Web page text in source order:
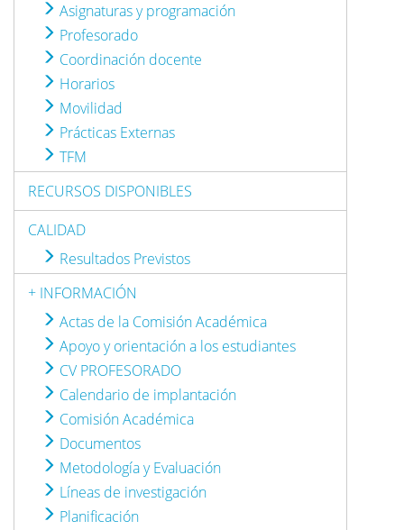
Asignaturas y programación
Profesorado
Coordinación docente
Horarios
Movilidad
Prácticas Externas
TFM
RECURSOS DISPONIBLES
CALIDAD
Resultados Previstos
+ INFORMACIÓN
Actas de la Comisión Académica
Apoyo y orientación a los estudiantes
CV PROFESORADO
Calendario de implantación
Comisión Académica
Documentos
Metodología y Evaluación
Líneas de investigación
Planificación